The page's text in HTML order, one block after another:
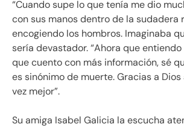
“Cuando supe lo que tenía me dio
con sus manos dentro de la sudadera
encogiendo los hombros. Imaginaba
sería devastador. “Ahora que
que cuento con más información, sé
es sinónimo de muerte. Gracias a
vez mejor”.
Su amiga Isabel Galicia la escucha